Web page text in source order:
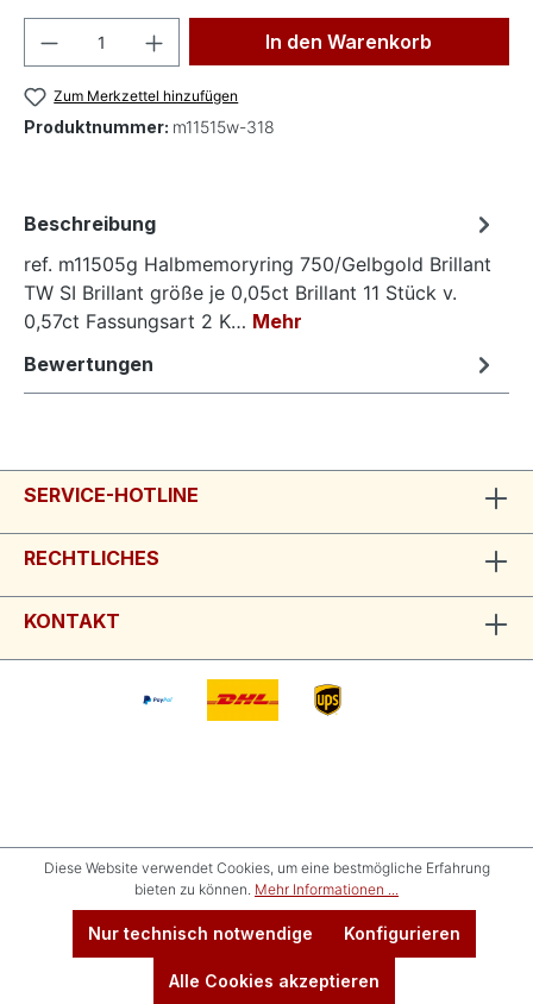
Produkt Anzahl: Gib den gewünschten
In den Warenkorb
Zum Merkzettel hinzufügen
Produktnummer: m11515w-318
Beschreibung
ref. m11505g Halbmemoryring 750/Gelbgold Brillant
TW SI Brillant größe je 0,05ct Brillant 11 Stück v.
0,57ct Fassungsart 2 K… Mehr
Bewertungen
SERVICE-HOTLINE
RECHTLICHES
KONTAKT
Diese Website verwendet Cookies, um eine bestmögliche Erfahrung
bieten zu können. Mehr Informationen ...
Nur technisch notwendige Konfigurieren
Alle Cookies akzeptieren